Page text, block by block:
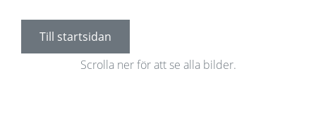
Till startsidan
Scrolla ner för att se alla bilder.